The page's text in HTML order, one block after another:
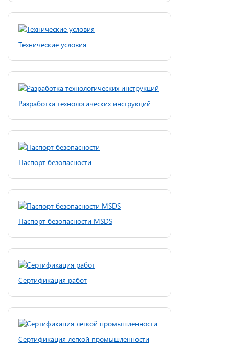
Технические условия
Разработка технологических инструкций
Паспорт безопасности
Паспорт безопасности MSDS
Сертификация работ
Сертификация легкой промышленности